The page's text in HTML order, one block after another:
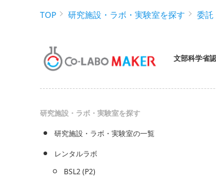
TOP 研究施設・ラボ・実験室を探す 委託
文部科学省
研究施設・ラボ・実験室を探す
研究施設・ラボ・実験室の一覧
レンタルラボ
BSL2 (P2)